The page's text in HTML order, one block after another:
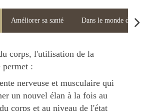
Améliorer sa santé Dans le monde du sport
corps, l'utilisation de la
permet :
nerveuse et musculaire qui
un nouvel élan à la fois au
corps et au niveau de l'état